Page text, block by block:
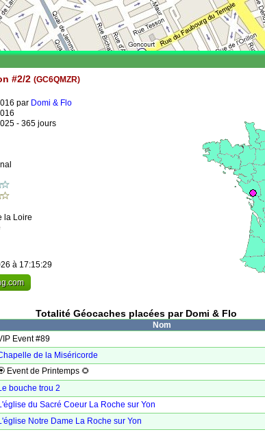
#2/2 (GC6QMZR)
par Domi & Flo
- 365 jours
la Loire
à 17:15:29
Totalité Géocaches placées par Domi & Flo
Nom
Event #89
de la Miséricorde
Event de Printemps 🌻
bouche trou 2
du Sacré Coeur La Roche sur Yon
Notre Dame La Roche sur Yon